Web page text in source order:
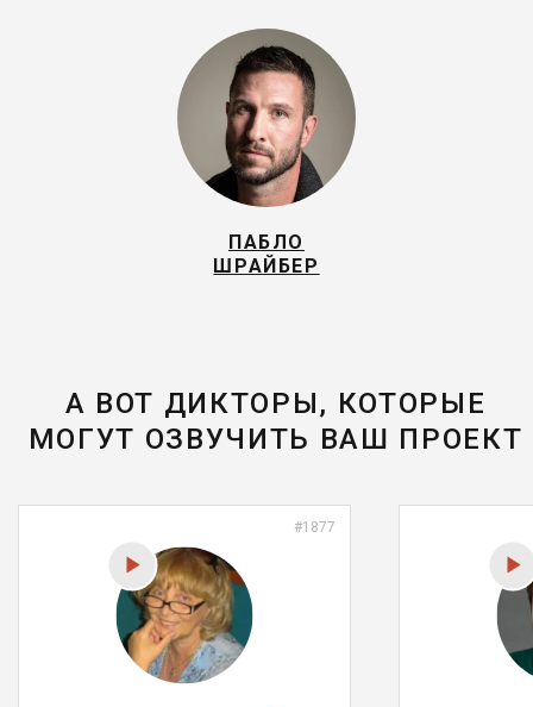
ПАБЛО
ШРАЙБЕР
А ВОТ ДИКТОРЫ, КОТОРЫЕ
МОГУТ ОЗВУЧИТЬ ВАШ ПРОЕКТ
#1877